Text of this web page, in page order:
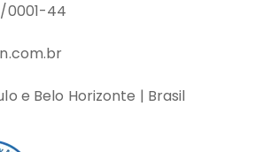
0001-44
e Belo Horizonte | Brasil